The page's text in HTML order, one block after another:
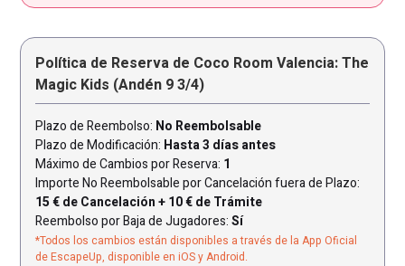
Política de Reserva de Coco Room Valencia: The
Magic Kids (Andén 9 3/4)
Plazo de Reembolso: No Reembolsable
Plazo de Modificación: Hasta 3 días antes
Máximo de Cambios por Reserva: 1
Importe No Reembolsable por Cancelación fuera de Plazo:
15 € de Cancelación + 10 € de Trámite
Reembolso por Baja de Jugadores: Sí
*Todos los cambios están disponibles a través de la App Oficial
de EscapeUp, disponible en iOS y Android.